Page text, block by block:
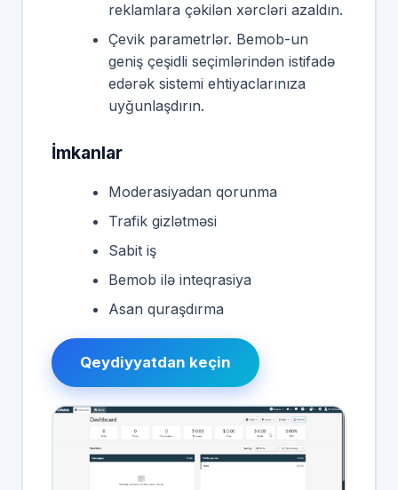
reklamlara çəkilən xərcləri azaldın.
Çevik parametrlər. Bemob-un
geniş çeşidli seçimlərindən istifadə
edərək sistemi ehtiyaclarınıza
uyğunlaşdırın.
İmkanlar
Moderasiyadan qorunma
Trafik gizlətməsi
Sabit iş
Bemob ilə inteqrasiya
Asan quraşdırma
Qeydiyyatdan keçin